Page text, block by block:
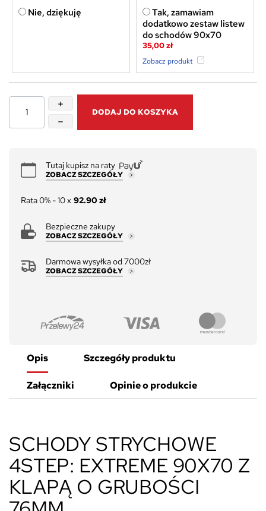
Nie, dziękuję
Tak, zamawiam
dodatkowo zestaw listew
do schodów 90x70
35,00 zł
Zobacz produkt
DODAJ DO KOSZYKA
Tutaj kupisz na raty
ZOBACZ SZCZEGÓŁY
Rata 0% - 10 x 92.90 zł
Bezpieczne zakupy
ZOBACZ SZCZEGÓŁY
Darmowa wysyłka od 7000zł
ZOBACZ SZCZEGÓŁY
Opis Szczegóły produktu
Załączniki Opinie o produkcie
SCHODY STRYCHOWE
4STEP: EXTREME 90X70 Z
KLAPĄ O GRUBOŚCI